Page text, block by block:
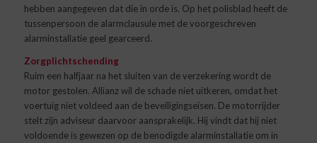
hebben aangegeven dat die in orde is. Op het polisblad heeft de
tussenpersoon de alarmclausule met de voorgeschreven
alarminstallatie geel gearceerd.
Zorgplichtschending
Ruim een halfjaar na het sluiten van de verzekering wordt de
motor gestolen. Allianz wil de schade niet uitkeren, omdat het
voertuig niet voldeed aan de beveiligingseisen. De motorrijder
stelt zijn adviseur daarvoor aansprakelijk. Hij vindt dat hij niet
voldoende is gewezen op de benodigde alarminstallatie om in